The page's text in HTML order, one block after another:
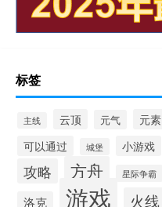
标签
主线 云顶 元气 元素
可以通过 城堡 小游戏
攻略 方舟 星际争霸
洛克 游戏 火线